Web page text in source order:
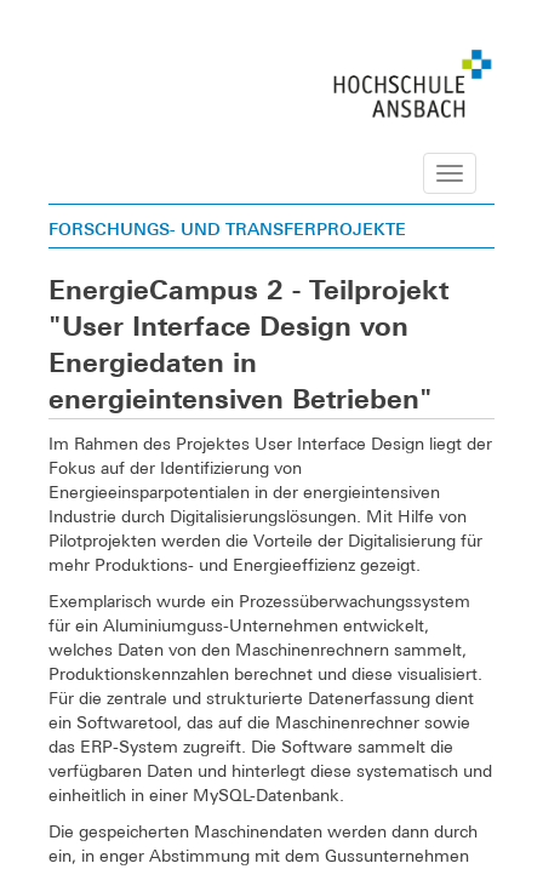
Navigation
FORSCHUNGS- UND TRANSFERPROJEKTE
EnergieCampus 2 - Teilprojekt
"User Interface Design von
Energiedaten in
energieintensiven Betrieben"
Im Rahmen des Projektes User Interface Design liegt der
Fokus auf der Identifizierung von
Energieeinsparpotentialen in der energieintensiven
Industrie durch Digitalisierungslösungen. Mit Hilfe von
Pilotprojekten werden die Vorteile der Digitalisierung für
mehr Produktions- und Energieeffizienz gezeigt.
Exemplarisch wurde ein Prozessüberwachungssystem
für ein Aluminiumguss-Unternehmen entwickelt,
welches Daten von den Maschinenrechnern sammelt,
Produktionskennzahlen berechnet und diese visualisiert.
Für die zentrale und strukturierte Datenerfassung dient
ein Softwaretool, das auf die Maschinenrechner sowie
das ERP-System zugreift. Die Software sammelt die
verfügbaren Daten und hinterlegt diese systematisch und
einheitlich in einer MySQL-Datenbank.
Die gespeicherten Maschinendaten werden dann durch
ein, in enger Abstimmung mit dem Gussunternehmen